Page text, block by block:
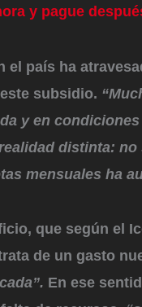
y pague
el país ha
subsidio.
y en condiciones
distinta: no
mensuales ha
que según el
de un gasto
En ese